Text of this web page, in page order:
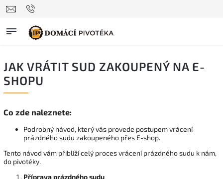
JAK VRÁTIT SUD ZAKOUPENÝ NA E-
SHOPU
Co zde naleznete:
Podrobný návod, který vás provede postupem vrácení
prázdného sudu zakoupeného přes E-shop.
Tento návod vám přiblíží celý proces vrácení prázdného sudu k nám,
do pivotéky.
Příprava prázdného sudu